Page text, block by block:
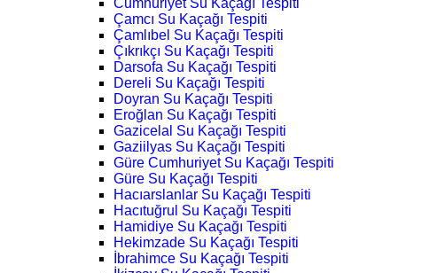
Cumhuriyet Su Kaçağı Tespiti
Çamcı Su Kaçağı Tespiti
Çamlıbel Su Kaçağı Tespiti
Çıkrıkçı Su Kaçağı Tespiti
Darsofa Su Kaçağı Tespiti
Dereli Su Kaçağı Tespiti
Doyran Su Kaçağı Tespiti
Eroğlan Su Kaçağı Tespiti
Gazicelal Su Kaçağı Tespiti
Gaziilyas Su Kaçağı Tespiti
Güre Cumhuriyet Su Kaçağı Tespiti
Güre Su Kaçağı Tespiti
Hacıarslanlar Su Kaçağı Tespiti
Hacıtuğrul Su Kaçağı Tespiti
Hamidiye Su Kaçağı Tespiti
Hekimzade Su Kaçağı Tespiti
İbrahimce Su Kaçağı Tespiti